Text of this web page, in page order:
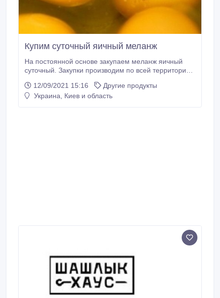
Купим суточный яичный меланж
На постоянной основе закупаем меланж яичный
суточный. Закупки производим по всей территории
доставкой в Киев, так и самовывоз с вашей фабрики
или склада. Ищем постоянных партнеров. Закупаем
12/09/2021 15:16
Другие продукты
Украина, Киев и область